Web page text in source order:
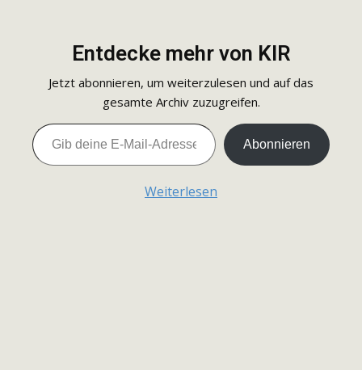
Entdecke mehr von KIR
Jetzt abonnieren, um weiterzulesen und auf das
gesamte Archiv zuzugreifen.
Gib deine E-Mail-Adresse ein ...
Abonnieren
Weiterlesen